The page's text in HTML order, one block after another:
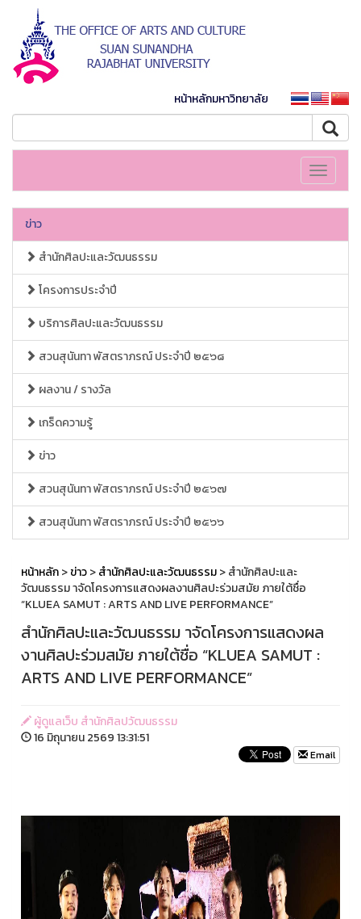
หน้าหลักมหาวิทยาลัย
Toggle
ข่าว
สำนักศิลปะและวัฒนธรรม
โครงการประจำปี
บริการศิลปะและวัฒนธรรม
สวนสุนันทา พัสตราภรณ์ ประจำปี ๒๕๖๘
ผลงาน / รางวัล
เกร็ดความรู้
ข่าว
สวนสุนันทา พัสตราภรณ์ ประจำปี ๒๕๖๗
สวนสุนันทา พัสตราภรณ์ ประจำปี ๒๕๖๖
หน้าหลัก>ข่าว>สำนักศิลปะและวัฒนธรรม> สำนักศิลปะและ
วัฒนธรรม าจัดโครงการแสดงผลงานศิลปะร่วมสมัย ภายใต้ชื่อ
“KLUEA SAMUT : ARTS AND LIVE PERFORMANCE”
สำนักศิลปะและวัฒนธรรม าจัดโครงการแสดงผล
งานศิลปะร่วมสมัย ภายใต้ชื่อ “KLUEA SAMUT :
ARTS AND LIVE PERFORMANCE”
ผู้ดูแลเว็บ สำนักศิลปวัฒนธรรม
16 มิถุนายน 2569 13:31:51
Email